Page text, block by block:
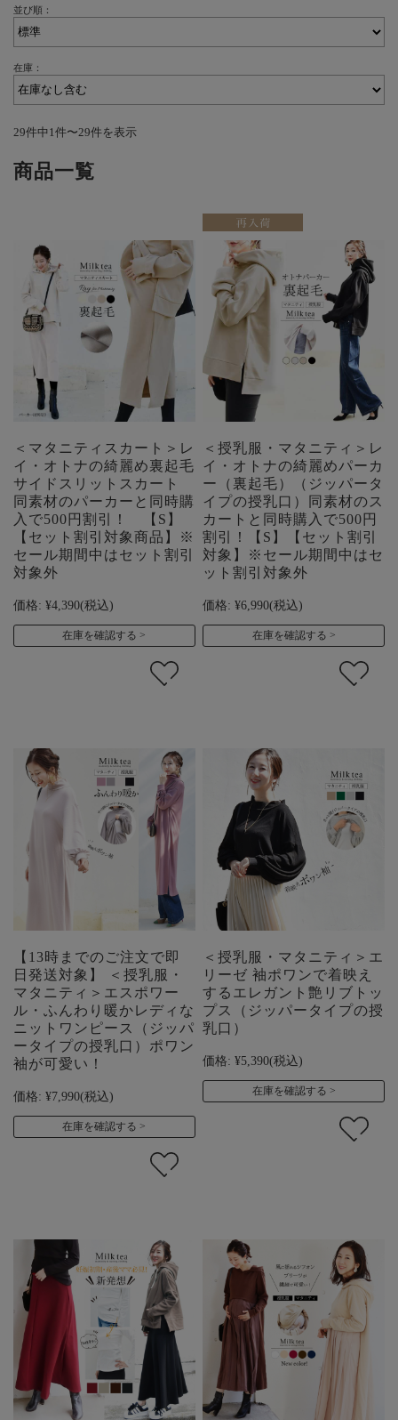
並び順：
在庫：
29件中1件〜29件を表示
商品一覧
＜マタニティスカート＞レ
イ・オトナの綺麗め裏起毛
サイドスリットスカート
同素材のパーカーと同時購
入で500円割引！ 【S】
【セット割引対象商品】※
セール期間中はセット割引
対象外
価格: ¥4,390(税込)
在庫を確認する
＜授乳服・マタニティ＞レ
イ・オトナの綺麗めパーカ
ー（裏起毛）（ジッパータ
イプの授乳口）同素材のス
カートと同時購入で500円
割引！【S】【セット割引
対象】※セール期間中はセ
ット割引対象外
価格: ¥6,990(税込)
在庫を確認する
【13時までのご注文で即
日発送対象】 ＜授乳服・
マタニティ＞エスポワー
ル・ふんわり暖かレディな
ニットワンピース（ジッパ
ータイプの授乳口）ポワン
袖が可愛い！
価格: ¥7,990(税込)
在庫を確認する
＜授乳服・マタニティ＞エ
リーゼ 袖ポワンで着映え
するエレガント艶リブトッ
プス（ジッパータイプの授
乳口）
価格: ¥5,390(税込)
在庫を確認する